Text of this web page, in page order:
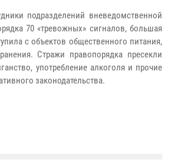
подразделений вневедомственной
70 «тревожных» сигналов, большая
с объектов общественного питания,
Стражи правопорядка пресекли
употребление алкоголя и прочие
законодательства.